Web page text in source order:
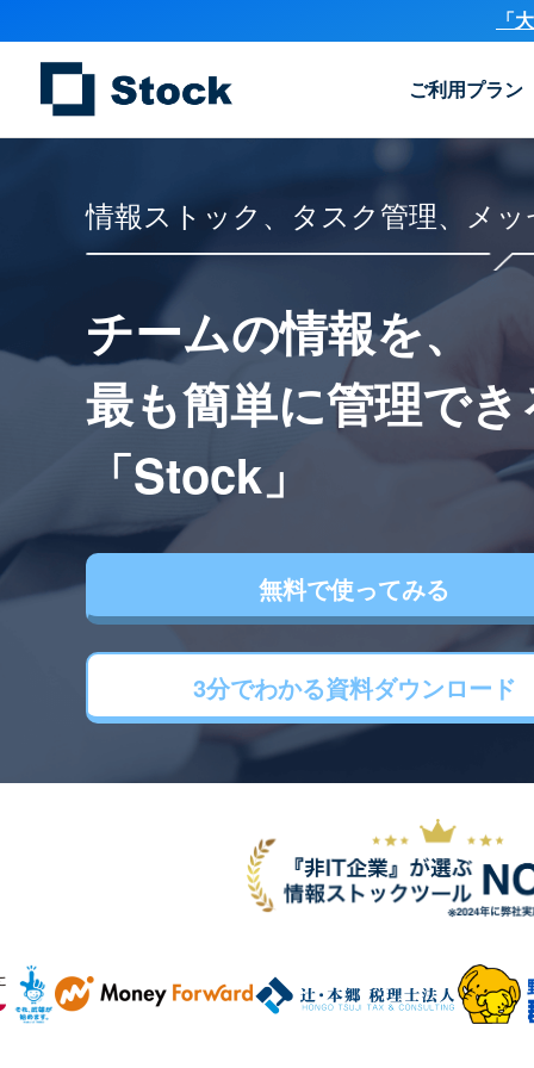
「
ご利用プラン
情報ストック、タスク管理、メ
チームの情報を、
最も簡単に管理で
「Stock」
無料で使ってみる
3分でわかる資料ダウンロード